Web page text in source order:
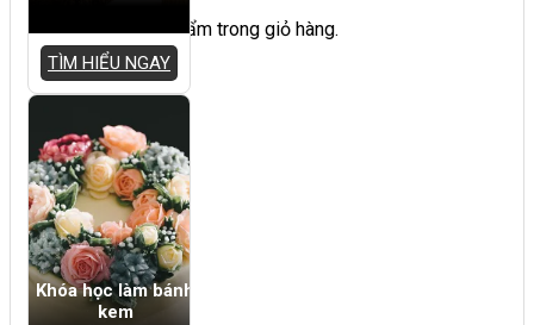
Chưa có sản phẩm trong giỏ hàng.
TÌM HIỂU NGAY
Khóa học làm bánh
kem